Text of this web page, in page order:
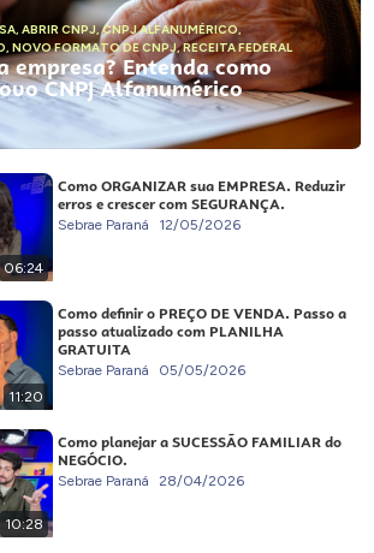
, ABRIR CNPJ,CNPJ ALFANUMÉRICO,
, NOVO FORMATO DE CNPJ,RECEITA FEDERAL
empresa? Entenda como
CNPJ Alfanumérico
06:24
Como ORGANIZAR sua EMPRESA. Reduzir
erros e crescer com SEGURANÇA.
Sebrae Paraná 12/05/2026
11:20
Como definir o PREÇO DE VENDA. Passo a
passo atualizado com PLANILHA
GRATUITA
Sebrae Paraná 05/05/2026
10:28
Como planejar a SUCESSÃO FAMILIAR do
NEGÓCIO.
Sebrae Paraná 28/04/2026